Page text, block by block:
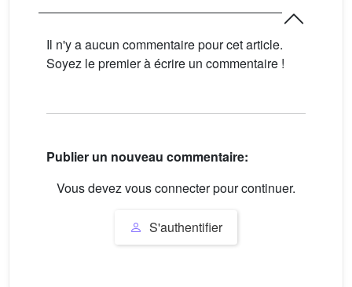
Il n'y a aucun commentaire pour cet article.
Soyez le premier à écrire un commentaire !
Publier un nouveau commentaire:
Vous devez vous connecter pour continuer.
S'authentifier